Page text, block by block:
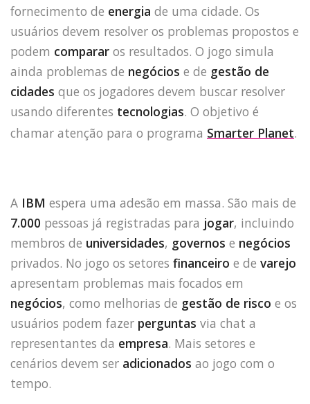
fornecimento de energia de uma cidade. Os
usuários devem resolver os problemas propostos e
podem comparar os resultados. O jogo simula
ainda problemas de negócios e de gestão de
cidades que os jogadores devem buscar resolver
usando diferentes tecnologias. O objetivo é
chamar atenção para o programa Smarter Planet.
A IBM espera uma adesão em massa. São mais de
7.000 pessoas já registradas para jogar, incluindo
membros de universidades, governos e negócios
privados. No jogo os setores financeiro e de varejo
apresentam problemas mais focados em
negócios, como melhorias de gestão de risco e os
usuários podem fazer perguntas via chat a
representantes da empresa. Mais setores e
cenários devem ser adicionados ao jogo com o
tempo.